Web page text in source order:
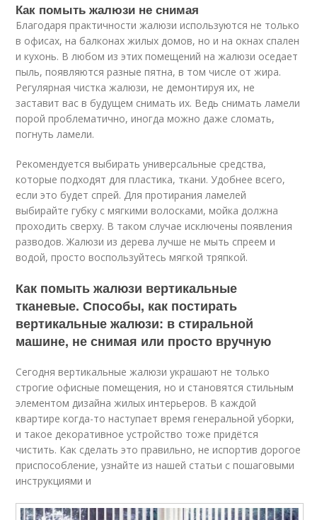
Как помыть жалюзи не снимая
Благодаря практичности жалюзи используются не только
в офисах, на балконах жилых домов, но и на окнах спален
и кухонь. В любом из этих помещений на жалюзи оседает
пыль, появляются разные пятна, в том числе от жира.
Регулярная чистка жалюзи, не демонтируя их, не
заставит вас в будущем снимать их. Ведь снимать ламели
порой проблематично, иногда можно даже сломать,
погнуть ламели.
Рекомендуется выбирать универсальные средства,
которые подходят для пластика, ткани. Удобнее всего,
если это будет спрей. Для протирания ламелей
выбирайте губку с мягкими волосками, мойка должна
проходить сверху. В таком случае исключены появления
разводов. Жалюзи из дерева лучше не мыть спреем и
водой, просто воспользуйтесь мягкой тряпкой.
Как помыть жалюзи вертикальные
тканевые. Способы, как постирать
вертикальные жалюзи: в стиральной
машине, не снимая или просто вручную
Сегодня вертикальные жалюзи украшают не только
строгие офисные помещения, но и становятся стильным
элементом дизайна жилых интерьеров. В каждой
квартире когда-то наступает время генеральной уборки,
и такое декоративное устройство тоже придётся
чистить. Как сделать это правильно, не испортив дорогое
приспособление, узнайте из нашей статьи с пошаговыми
инструкциями и